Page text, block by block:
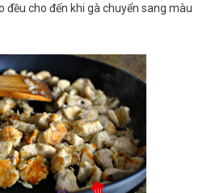
đều cho đến khi gà chuyển sang màu